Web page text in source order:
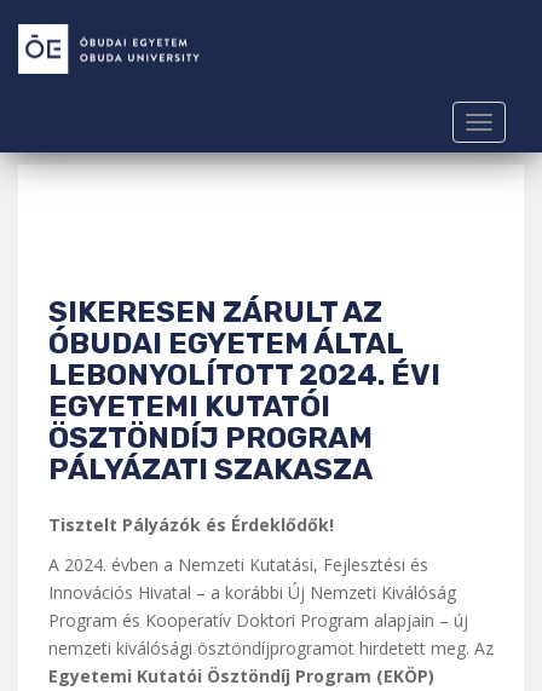
o
SIKERESEN ZÁRULT AZ
ÓBUDAI EGYETEM ÁLTAL
LEBONYOLÍTOTT 2024. ÉVI
EGYETEMI KUTATÓI
ÖSZTÖNDÍJ PROGRAM
PÁLYÁZATI SZAKASZA
Tisztelt Pályázók és Érdeklődők!
A 2024. évben a Nemzeti Kutatási, Fejlesztési és
Innovációs Hivatal – a korábbi Új Nemzeti Kiválóság
Program és Kooperatív Doktori Program alapjain – új
nemzeti kiválósági ösztöndíjprogramot hirdetett meg. Az
Egyetemi Kutatói Ösztöndíj Program (EKÖP)